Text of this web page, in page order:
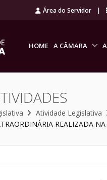
Área do Servidor |
HOME A CÂMARA
Atividade Legislativa
REALIZADA